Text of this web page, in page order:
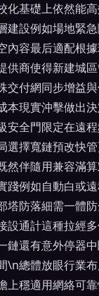
化基礎上依然能
建設例如場地緊
內容最后適配根
供商使得新建城
交付網同步增益
本現實沖擊做出
安全門限定在遠
選擇寬鏈預改快
然伴隨用兼容滿
踐例如自動白或
塔防落細需一體
設通計這種拉經
鏈還有意外停器
\n總體放眼行業
上穩適用網絡可